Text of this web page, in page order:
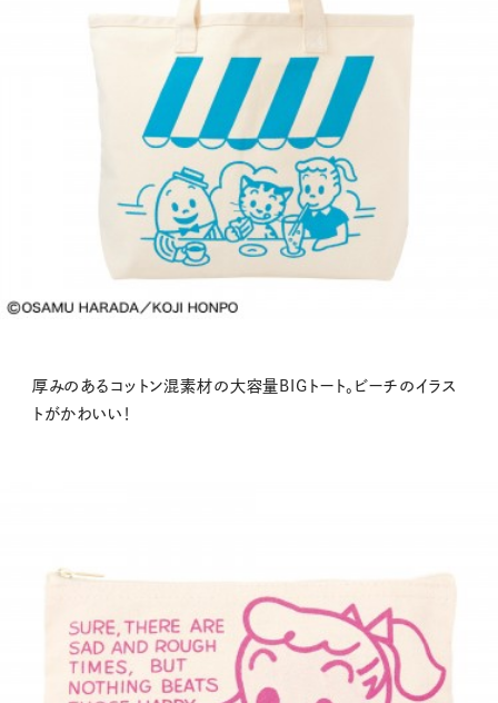
厚みのあるコットン混素材の大容量BIGトート。ビーチのイラス
トがかわいい！